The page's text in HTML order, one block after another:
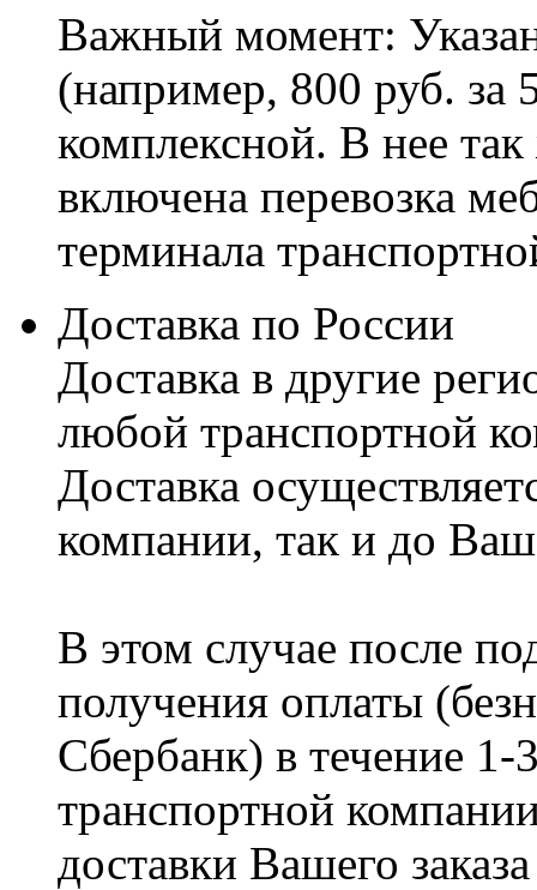
Важный момент:
(например, 800 руб. за
комплексной. В нее
включена перевозка
терминала
Доставка по России
Доставка в другие
любой транспортной
Доставка
компании, так и до
В этом случае после
получения оплаты
Сбербанк) в течение
транспортной
доставки Вашего